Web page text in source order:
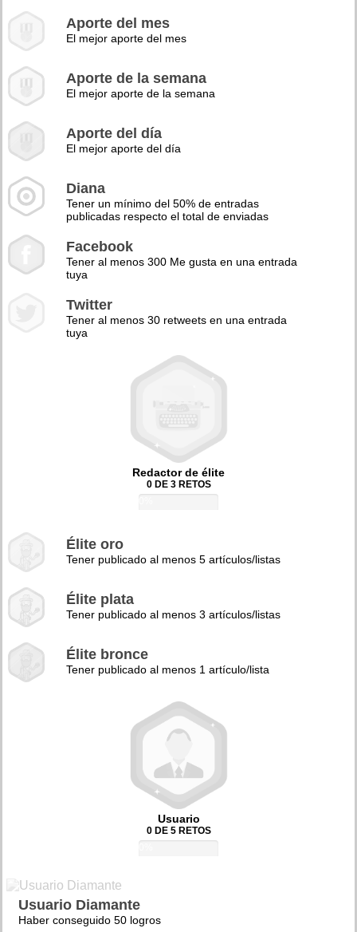
Aporte del mes
El mejor aporte del mes
Aporte de la semana
El mejor aporte de la semana
Aporte del día
El mejor aporte del día
Diana
Tener un mínimo del 50% de entradas
publicadas respecto el total de enviadas
Facebook
Tener al menos 300 Me gusta en una entrada
tuya
Twitter
Tener al menos 30 retweets en una entrada
tuya
Redactor de élite
0 DE 3 RETOS
Élite oro
Tener publicado al menos 5 artículos/listas
Élite plata
Tener publicado al menos 3 artículos/listas
Élite bronce
Tener publicado al menos 1 artículo/lista
Usuario
0 DE 5 RETOS
Usuario Diamante
Haber conseguido 50 logros